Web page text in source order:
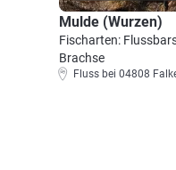
Mulde (Wurzen)
Fischarten:
Brachse
Fluss bei 04808